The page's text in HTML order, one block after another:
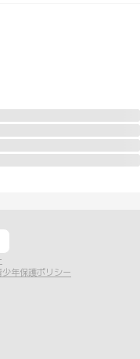
年保護ポリシー